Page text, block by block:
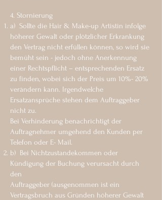
4. Stornierung
a) Sollte die Hair & Make-up Artistin infolge
höherer Gewalt oder plötzlicher Erkrankung
den Vertrag nicht erfüllen können, so wird sie
bemüht sein - jedoch ohne Anerkennung
einer Rechtspflicht – entsprechenden Ersatz
zu finden, wobei sich der Preis um 10%- 20%
verändern kann. Irgendwelche
Ersatzansprüche stehen dem Auftraggeber
nicht zu.
Bei Verhinderung benachrichtigt der
Auftragnehmer umgehend den Kunden per
Telefon oder E- Mail.
b) Bei Nichtzustandekommen oder
Kündigung der Buchung verursacht durch
den
Auftraggeber (ausgenommen ist ein
Vertragsbruch aus Gründen höherer Gewalt